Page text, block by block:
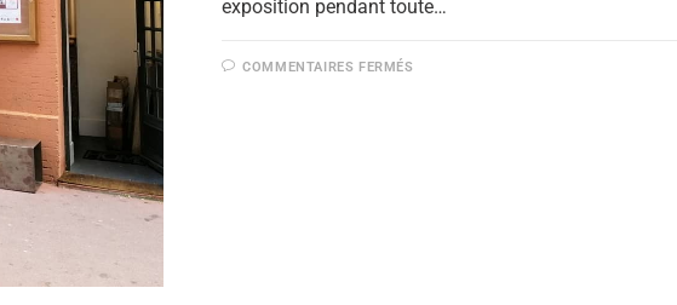
exposition pendant toute…
COMMENTAIRES FERMÉS